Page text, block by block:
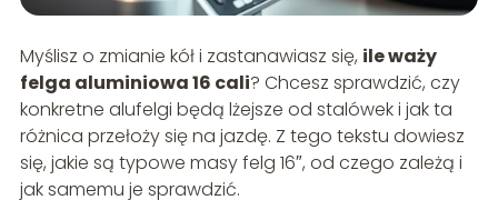
Myślisz o zmianie kół i zastanawiasz się, ile waży
felga aluminiowa 16 cali? Chcesz sprawdzić, czy
konkretne alufelgi będą lżejsze od stalówek i jak ta
różnica przełoży się na jazdę. Z tego tekstu dowiesz
się, jakie są typowe masy felg 16″, od czego zależą i
jak samemu je sprawdzić.